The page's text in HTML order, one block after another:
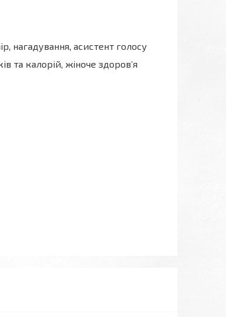
нагадування, асистент голосу
та калорій, жіноче здоров’я